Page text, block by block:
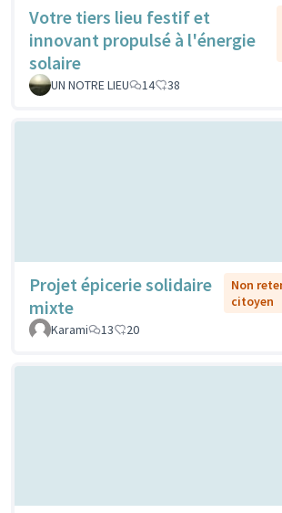
Votre tiers lieu festif et
innovant propulsé à l'énergie
solaire
UN NOTRE LIEU 14 38
Projet épicerie solidaire
mixte
Non
citoyen
Karami
13 20